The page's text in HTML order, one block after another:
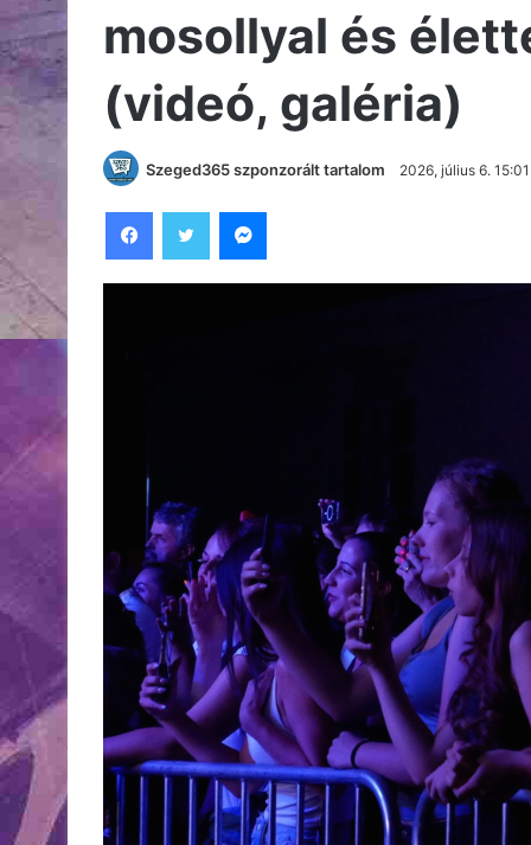
mosollyal és
(videó, galéria)
Szeged365 szponzorált tartalom 2026, július 6. 15:01